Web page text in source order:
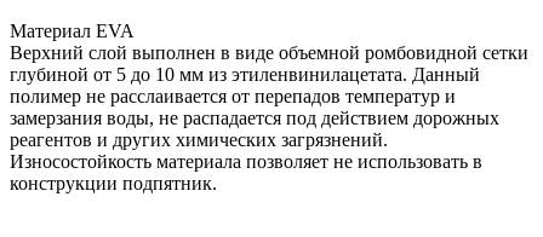
Материал EVA
Верхний слой выполнен в виде объемной ромбовидной сетки
глубиной от 5 до 10 мм из этиленвинилацетата. Данный
полимер не расслаивается от перепадов температур и
замерзания воды, не распадается под действием дорожных
реагентов и других химических загрязнений.
Износостойкость материала позволяет не использовать в
конструкции подпятник.